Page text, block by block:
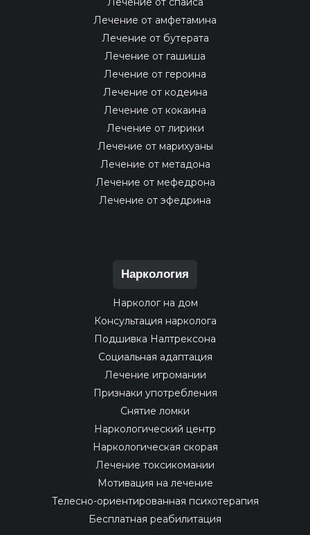
Лечение от амфетамина
Лечение от бутерата
Лечение от гашиша
Лечение от героина
Лечение от кодеина
Лечение от кокаина
Лечение от лирики
Лечение от марихуаны
Лечение от метадона
Лечение от мефедрона
Лечение от эфедрина
Наркология
Нарколог на дом
Консультация нарколога
Подшивка Налтрексона
Социальная адаптация
Лечение игромании
Признаки употребления
Снятие ломки
Наркологический центр
Наркологическая скорая
Лечение токсикомании
Мотивация на лечение
Телесно-ориентированная психотерапия
Бесплатная реабилитация